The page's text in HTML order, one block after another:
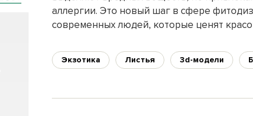
аллергии. Это новый шаг в сфере
современных людей, которые ценят
Экзотика Листья 3d-модели